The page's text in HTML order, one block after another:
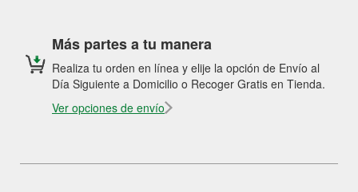
Más partes a tu manera
Realiza tu orden en línea y elije la opción de Envío al
Día Siguiente a Domicilio o Recoger Gratis en Tienda.
Ver opciones de envío